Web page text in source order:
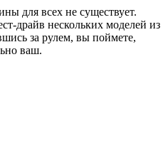
для всех не существует.
драйв нескольких моделей из
за рулем, вы поймете,
ваш.